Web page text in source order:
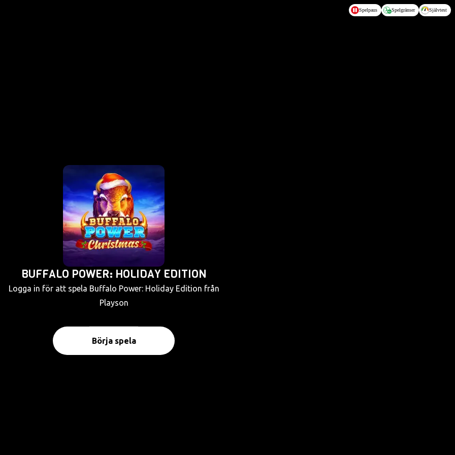
Spelpaus Spelgränser Självtest
BUFFALO POWER: HOLIDAY EDITION
Logga in för att spela Buffalo Power: Holiday Edition från
Playson
Börja spela